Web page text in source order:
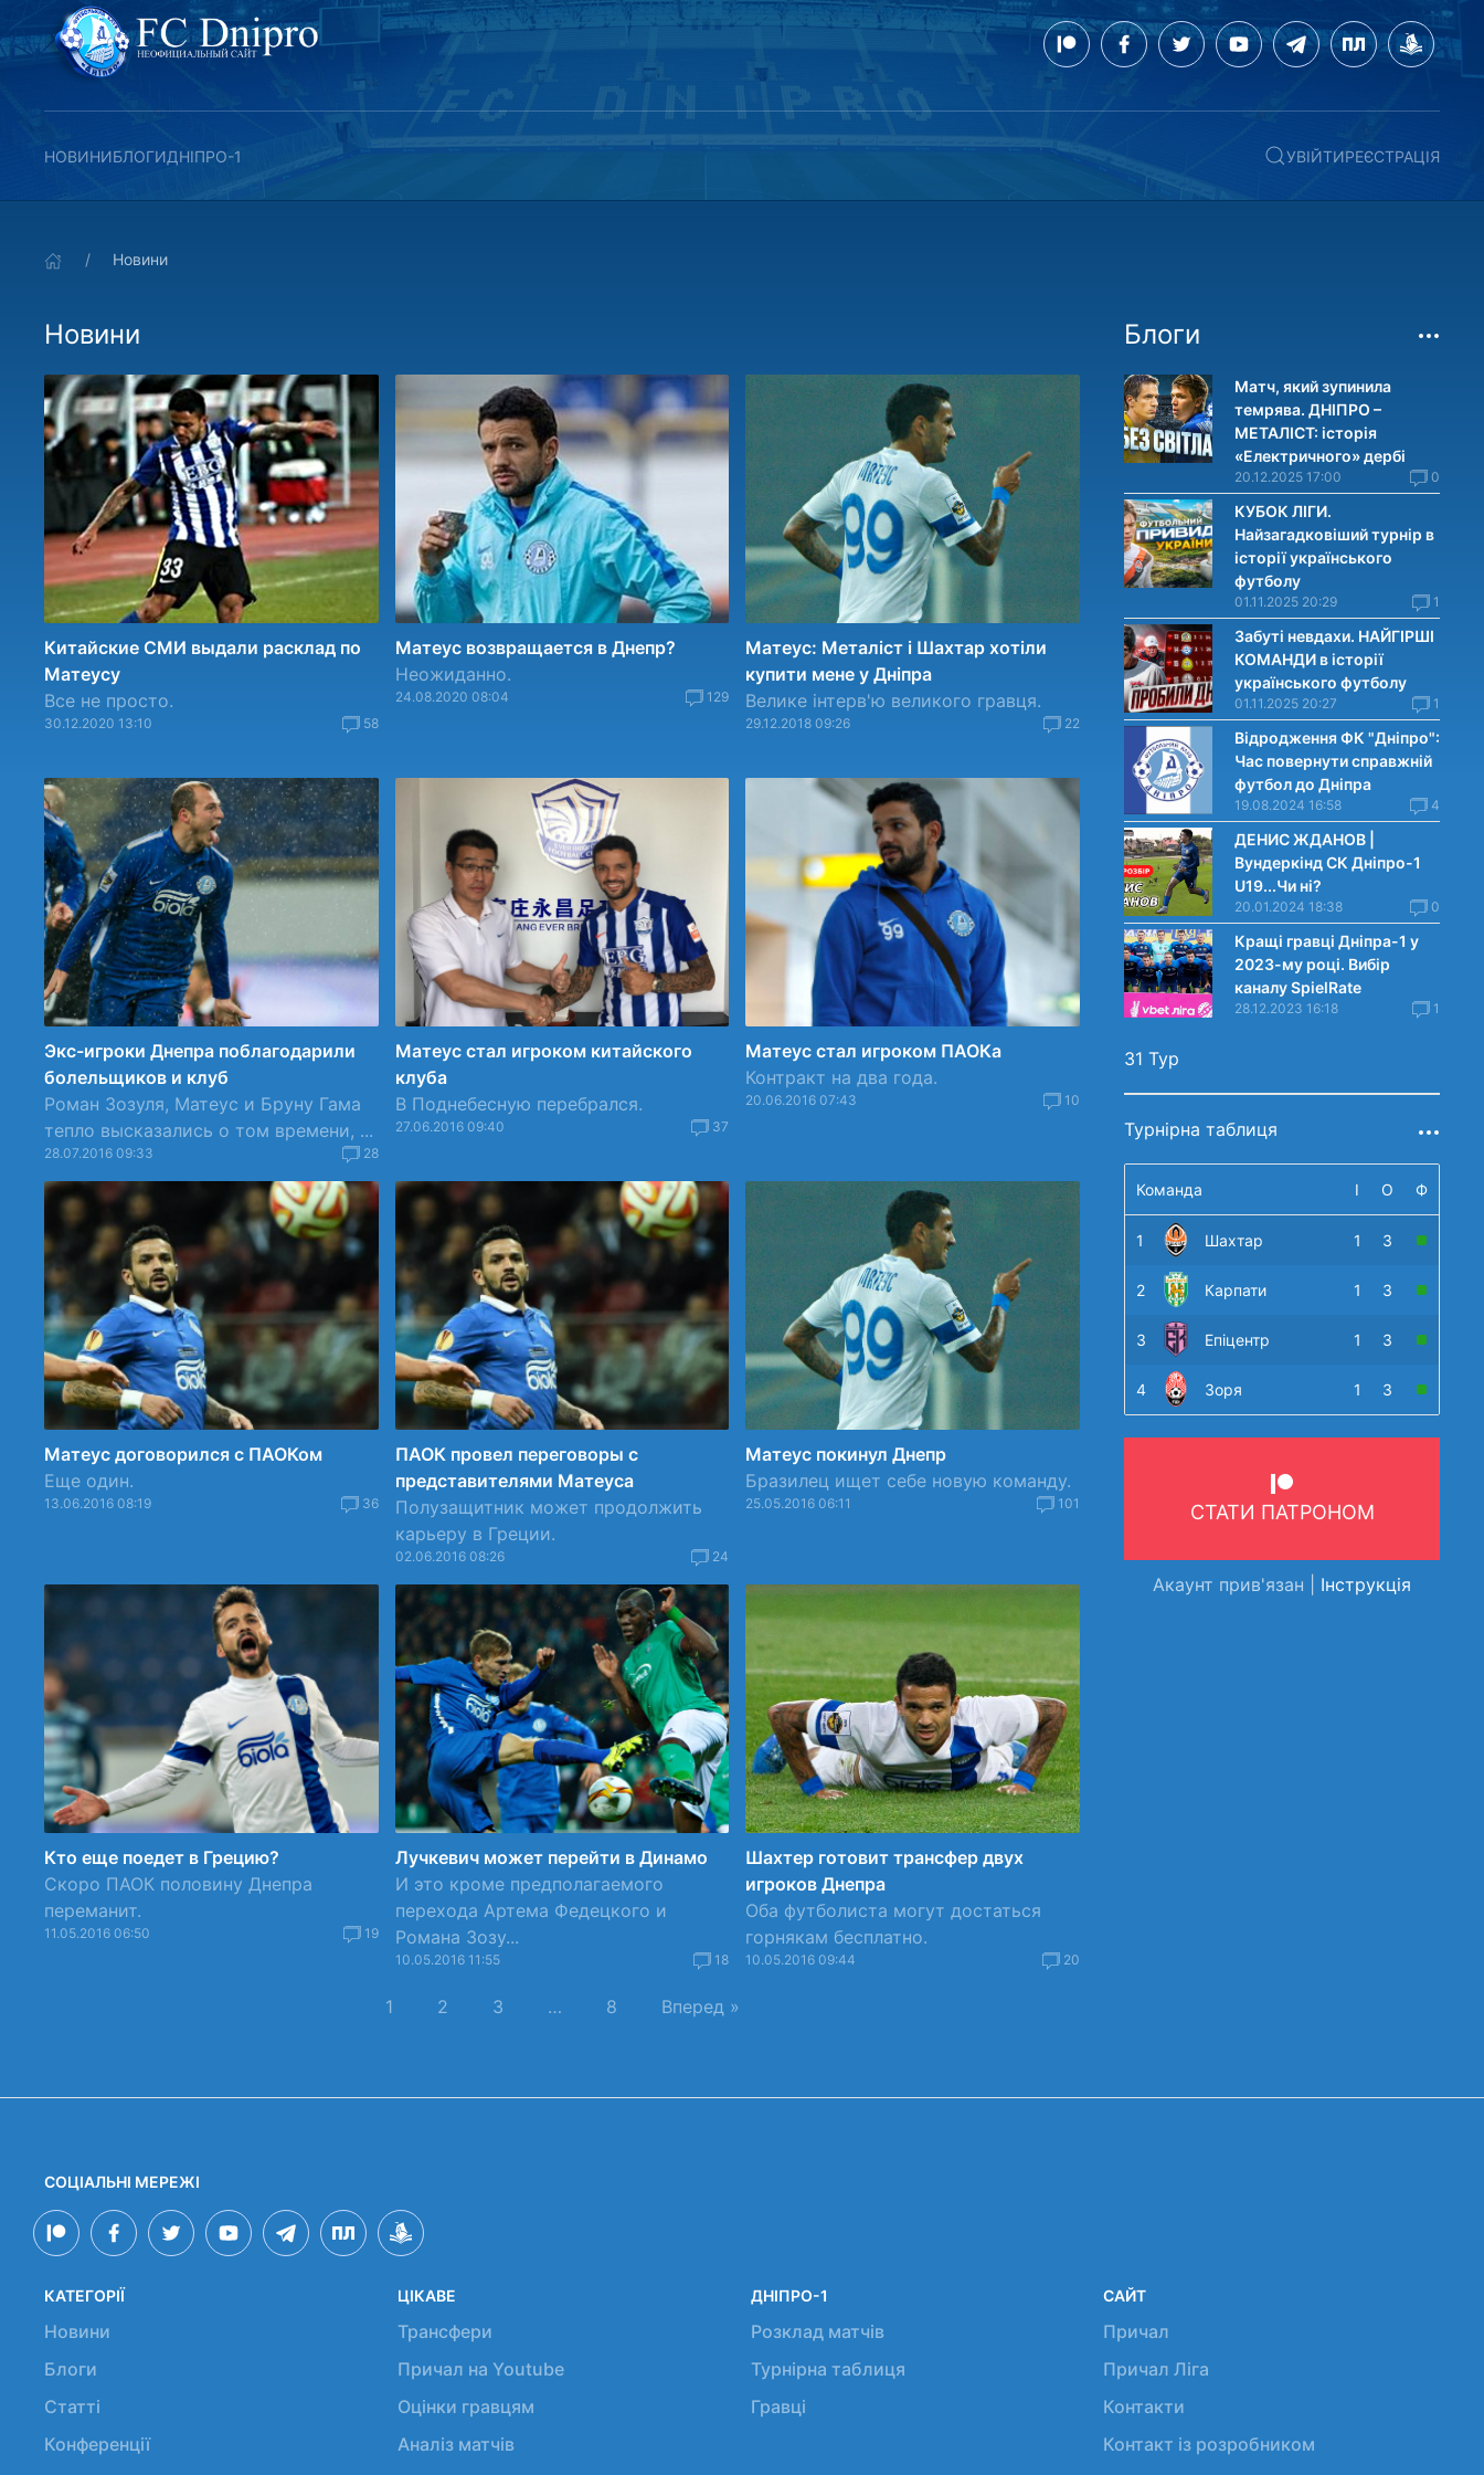
НОВИНИБЛОГИДНІПРО-1 УВІЙТИРЕЄСТРАЦІЯ
Новини
Новини
Китайские СМИ выдали расклад по
Матеусу
Все не просто.
30.12.2020 13:10 58
Матеус возвращается в Днепр?
Неожиданно.
24.08.2020 08:04 129
Матеус: Металіст і Шахтар хотіли
купити мене у Дніпра
Велике інтерв'ю великого гравця.
29.12.2018 09:26 22
Экс-игроки Днепра поблагодарили
болельщиков и клуб
Роман Зозуля, Матеус и Бруну Гама
тепло высказались о том времени, ...
28.07.2016 09:33 28
Матеус стал игроком китайского
клуба
В Поднебесную перебрался.
27.06.2016 09:40 37
Матеус стал игроком ПАОКа
Контракт на два года.
20.06.2016 07:43 10
Матеус договорился с ПАОКом
Еще один.
13.06.2016 08:19 36
ПАОК провел переговоры с
представителями Матеуса
Полузащитник может продолжить
карьеру в Греции.
02.06.2016 08:26 24
Матеус покинул Днепр
Бразилец ищет себе новую команду.
25.05.2016 06:11 101
Кто еще поедет в Грецию?
Скоро ПАОК половину Днепра
переманит.
11.05.2016 06:50 19
Лучкевич может перейти в Динамо
И это кроме предполагаемого
перехода Артема Федецкого и
Романа Зозу...
10.05.2016 11:55 18
Шахтер готовит трансфер двух
игроков Днепра
Оба футболиста могут достаться
горнякам бесплатно.
10.05.2016 09:44 20
1 2 3 … 8 Вперед »
Блоги
Матч, який зупинила
темрява. ДНІПРО –
МЕТАЛІСТ: історія
«Електричного» дербі
20.12.2025 17:00 0
КУБОК ЛІГИ.
Найзагадковіший турнір в
історії українського
футболу
01.11.2025 20:29 1
Забуті невдахи. НАЙГІРШІ
КОМАНДИ в історії
українського футболу
01.11.2025 20:27 1
Відродження ФК "Дніпро":
Час повернути справжній
футбол до Дніпра
19.08.2024 16:58 4
ДЕНИС ЖДАНОВ |
Вундеркінд СК Дніпро-1
U19...Чи нi?
20.01.2024 18:38 0
Кращі гравці Дніпра-1 у
2023-му році. Вибiр
каналу SpielRate
28.12.2023 16:18 1
31 Тур
Турнірна таблиця
Команда І О Ф
1 Шахтар 1 3
2 Карпати 1 3
3 Епіцентр 1 3
4 Зоря 1 3
СТАТИ ПАТРОНОМ
Акаунт прив'язан | Інструкція
СОЦІАЛЬНІ МЕРЕЖІ
КАТЕГОРІЇ
Новини
Блоги
Статті
Конференції
ЦІКАВЕ
Трансфери
Причал на Youtube
Оцінки гравцям
Аналіз матчів
ДНІПРО-1
Розклад матчів
Турнірна таблиця
Гравці
САЙТ
Причал
Причал Ліга
Контакти
Контакт із розробником